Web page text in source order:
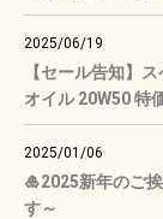
2025/06/19
【セール告知】
オイル 20W50 特
2025/01/06
🎍2025新年のご
す～